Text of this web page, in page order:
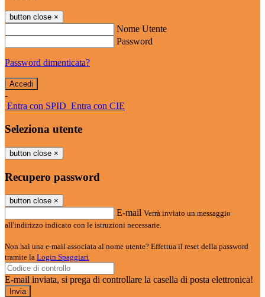
button close ×
Nome Utente
Password
Password dimenticata?
-
Entra con SPID Entra con CIE
Seleziona utente
button close ×
Recupero password
button close ×
E-mail Verrà inviato un messaggio
all'indirizzo indicato con le istruzioni necessarie.
Non hai una e-mail associata al nome utente? Effettua il reset della password
tramite la Login Spaggiari
E-mail inviata, si prega di controllare la casella di posta elettronica!